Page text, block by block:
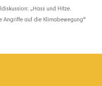
„Hass und Hitze.
Angriffe auf die Klimabewegung“